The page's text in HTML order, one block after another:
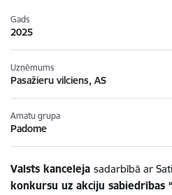
Gads
2025
Uzņēmums
Pasažieru vilciens, AS
Amatu grupa
Padome
Valsts kanceleja sadarbībā ar
konkursu uz akciju sabiedrības